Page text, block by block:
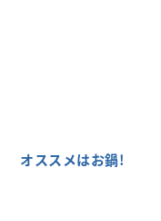
オススメはお鍋!